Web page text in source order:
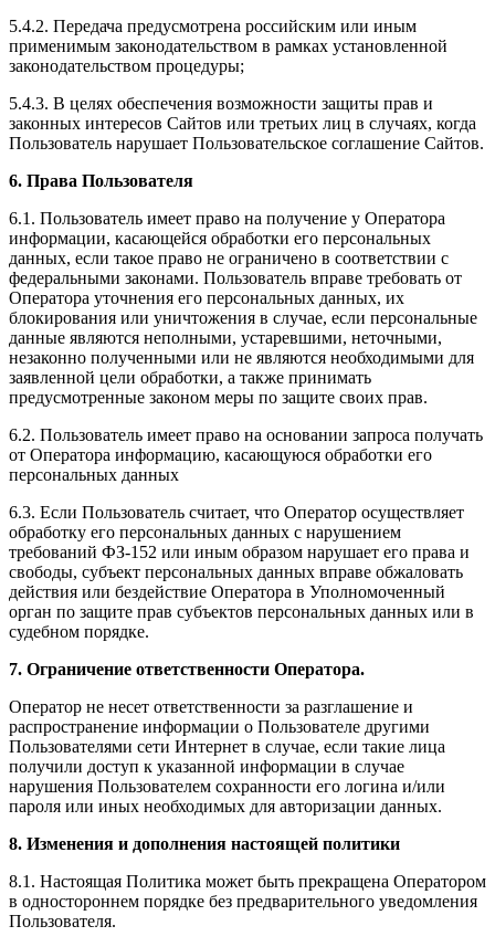
5.4.2. Передача предусмотрена российским или иным
применимым законодательством в рамках установленной
законодательством процедуры;
5.4.3. В целях обеспечения возможности защиты прав и
законных интересов Сайтов или третьих лиц в случаях, когда
Пользователь нарушает Пользовательское соглашение Сайтов.
6. Права Пользователя
6.1. Пользователь имеет право на получение у Оператора
информации, касающейся обработки его персональных
данных, если такое право не ограничено в соответствии с
федеральными законами. Пользователь вправе требовать от
Оператора уточнения его персональных данных, их
блокирования или уничтожения в случае, если персональные
данные являются неполными, устаревшими, неточными,
незаконно полученными или не являются необходимыми для
заявленной цели обработки, а также принимать
предусмотренные законом меры по защите своих прав.
6.2. Пользователь имеет право на основании запроса получать
от Оператора информацию, касающуюся обработки его
персональных данных
6.3. Если Пользователь считает, что Оператор осуществляет
обработку его персональных данных с нарушением
требований ФЗ-152 или иным образом нарушает его права и
свободы, субъект персональных данных вправе обжаловать
действия или бездействие Оператора в Уполномоченный
орган по защите прав субъектов персональных данных или в
судебном порядке.
7. Ограничение ответственности Оператора.
Оператор не несет ответственности за разглашение и
распространение информации о Пользователе другими
Пользователями сети Интернет в случае, если такие лица
получили доступ к указанной информации в случае
нарушения Пользователем сохранности его логина и/или
пароля или иных необходимых для авторизации данных.
8. Изменения и дополнения настоящей политики
8.1. Настоящая Политика может быть прекращена Оператором
в одностороннем порядке без предварительного уведомления
Пользователя.